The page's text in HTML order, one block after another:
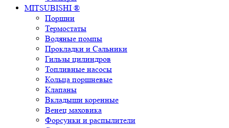
MITSUBISHI ®
Поршни
Термостаты
Водяные помпы
Прокладки и Сальники
Гильзы цилиндров
Топливные насосы
Кольца поршневые
Клапаны
Вкладыши коренные
Венец маховика
Форсунки и распылители